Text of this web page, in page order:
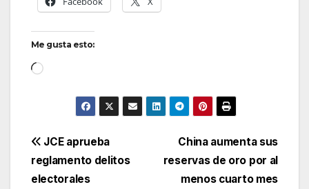
Me gusta esto:
Cargando...
Navegación
de
China aumenta sus
reservas de oro por al
menos cuarto mes
JCE aprueba
reglamento delitos
electorales